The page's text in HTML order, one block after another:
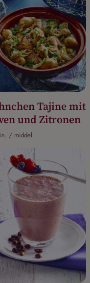
Tajine mit
und Zitronen
/ middel